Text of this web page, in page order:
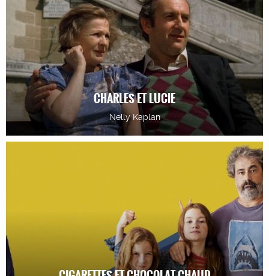
CHARLES ET LUCIE
Nelly Kaplan